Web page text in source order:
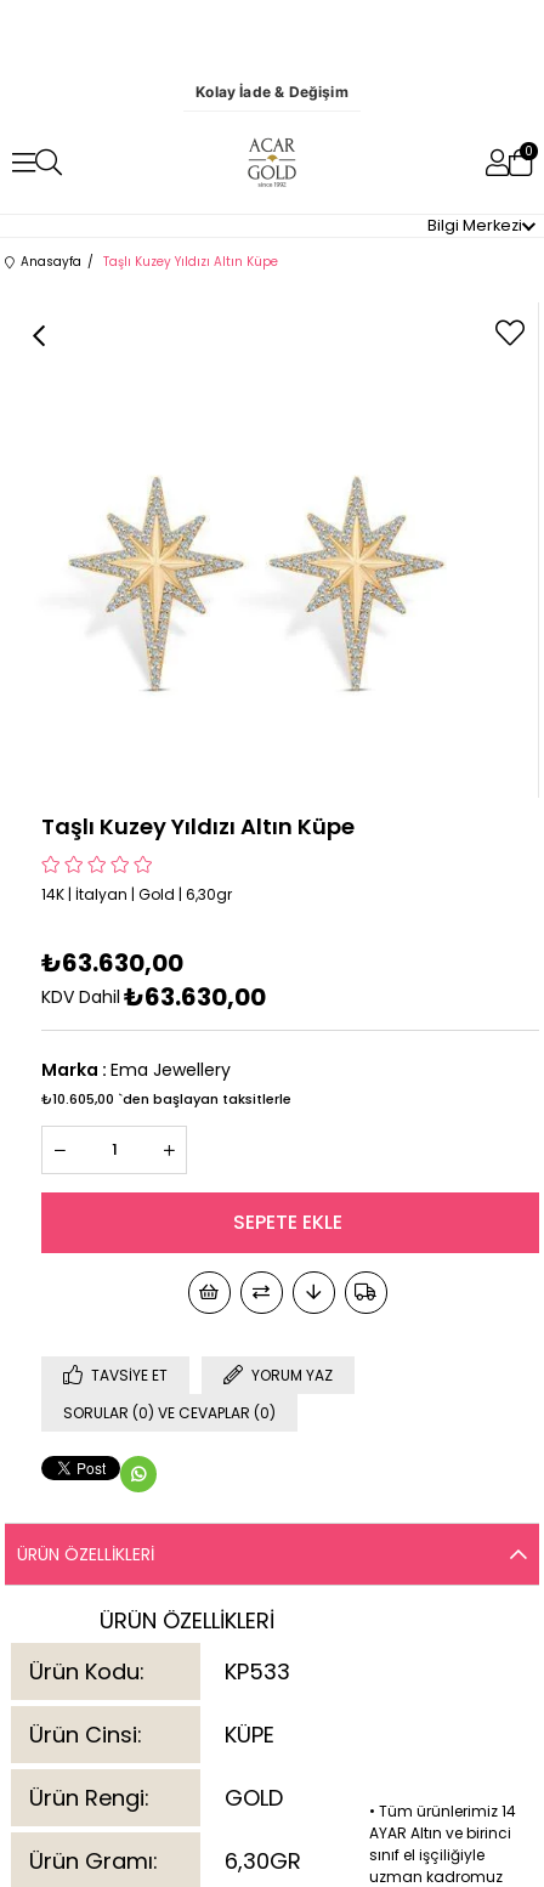
Kolay İade & Değişim
0
Bilgi Merkezi
Anasayfa Taşlı Kuzey Yıldızı Altın Küpe
Taşlı Kuzey Yıldızı Altın Küpe
14K | İtalyan | Gold | 6,30gr
₺63.630,00
KDV Dahil ₺63.630,00
Marka : Ema Jewellery
₺10.605,00 `den başlayan taksitlerle
TAVSIYE ET
YORUM YAZ
SORULAR (0) VE CEVAPLAR (0)
ÜRÜN ÖZELLIKLERI
ÜRÜN ÖZELLİKLERİ
Ürün Kodu:
KP533
Ürün Cinsi: KÜPE
Ürün Rengi: GOLD
Ürün Gramı: 6,30GR
• Tüm ürünlerimiz 14
AYAR Altın ve birinci
sınıf el işçiliğiyle
uzman kadromuz